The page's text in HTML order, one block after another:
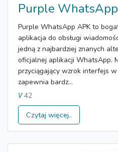
Purple WhatsApp
Purple WhatsApp APK to
aplikacja do obsługi
jedną z najbardziej znanych
oficjalnej aplikacji WhatsApp.
przyciągający wzrok interfejs
zapewnia bardz...
V42
Czytaj więcej..